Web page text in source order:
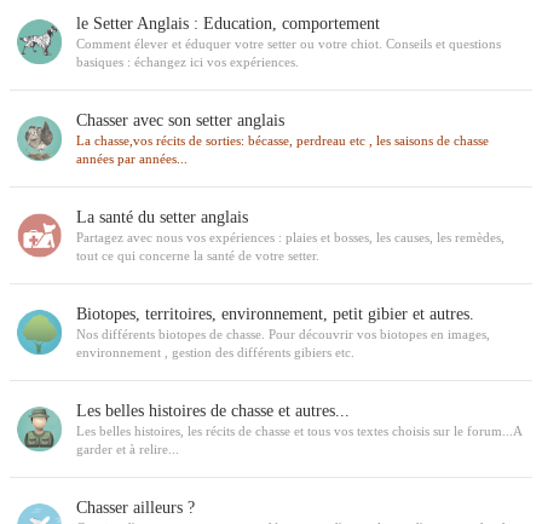
le Setter Anglais : Education, comportement
Comment élever et éduquer votre setter ou votre chiot. Conseils et questions
basiques : échangez ici vos expériences.
Chasser avec son setter anglais
La chasse,vos récits de sorties: bécasse, perdreau etc , les saisons de chasse
années par années...
La santé du setter anglais
Partagez avec nous vos expériences : plaies et bosses, les causes, les remèdes,
tout ce qui concerne la santé de votre setter.
Biotopes, territoires, environnement, petit gibier et autres.
Nos différents biotopes de chasse. Pour découvrir vos biotopes en images,
environnement , gestion des différents gibiers etc.
Les belles histoires de chasse et autres...
Les belles histoires, les récits de chasse et tous vos textes choisis sur le forum...A
garder et à relire...
Chasser ailleurs ?